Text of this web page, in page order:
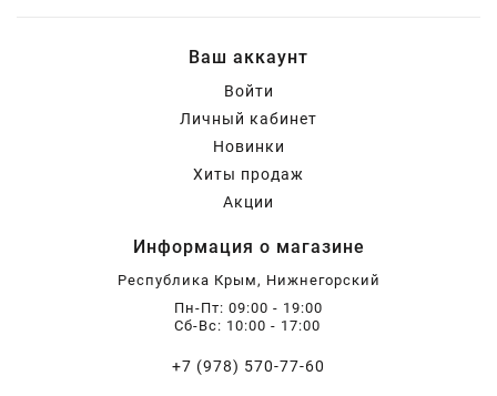
Ваш аккаунт
Войти
Личный кабинет
Новинки
Хиты продаж
Акции
Информация о магазине
Республика Крым, Нижнегорский
Пн-Пт: 09:00 - 19:00
Сб-Вс: 10:00 - 17:00
+7 (978) 570-77-60